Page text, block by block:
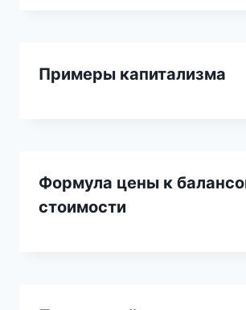
Примеры капитализма
Формула цены к
стоимости